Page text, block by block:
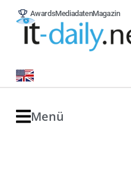
AwardsMediadatenMagazin
Menü